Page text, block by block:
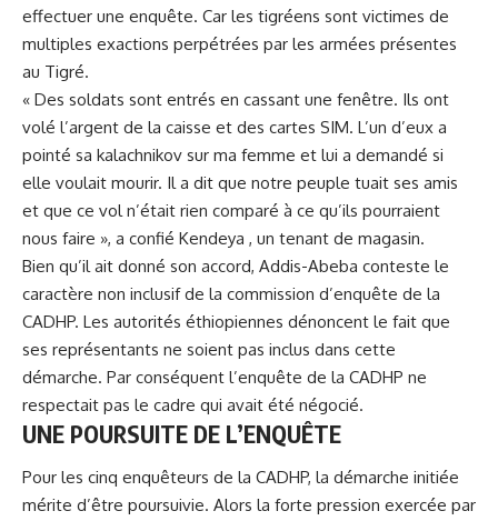
effectuer une enquête. Car les tigréens sont victimes de
multiples exactions perpétrées par les armées présentes
au Tigré.
« Des soldats sont entrés en cassant une fenêtre. Ils ont
volé l’argent de la caisse et des cartes SIM. L’un d’eux a
pointé sa kalachnikov sur ma femme et lui a demandé si
elle voulait mourir. Il a dit que notre peuple tuait ses amis
et que ce vol n’était rien comparé à ce qu’ils pourraient
nous faire », a confié Kendeya , un tenant de magasin.
Bien qu’il ait donné son accord, Addis-Abeba conteste le
caractère non inclusif de la commission d’enquête de la
CADHP. Les autorités éthiopiennes dénoncent le fait que
ses représentants ne soient pas inclus dans cette
démarche. Par conséquent l’enquête de la CADHP ne
respectait pas le cadre qui avait été négocié.
UNE POURSUITE DE L’ENQUÊTE
Pour les cinq enquêteurs de la CADHP, la démarche initiée
mérite d’être poursuivie. Alors la forte pression exercée par